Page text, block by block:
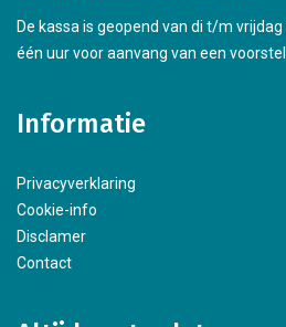
De kassa is geopend van di t/m
één uur voor aanvang van een
Informatie
Privacyverklaring
Cookie-info
Disclamer
Contact